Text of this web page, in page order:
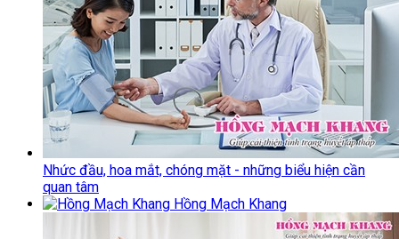
Nhức đầu, hoa mắt, chóng mặt - những biểu hiện cần
quan tâm
Hồng Mạch Khang